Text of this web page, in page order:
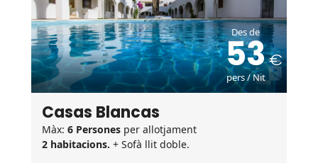
Des de
53
pers / Nit
Casas Blancas
Màx: 6 Persones per allotjament
2 habitacions. + Sofà llit doble.